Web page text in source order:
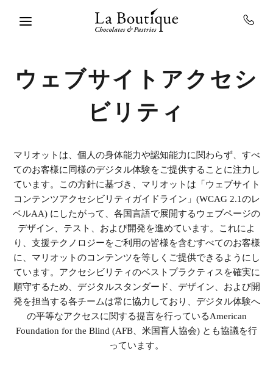
Skip to main content
ウェブサイトアクセシ
ビリティ
マリオットは、個人の身体能力や認知能力に関わらず、すべ
てのお客様に同様のデジタル体験をご提供することに注力し
ています。この方針に基づき、マリオットは「ウェブサイト
コンテンツアクセシビリティガイドライン」(WCAG 2.1のレ
ベルAA) にしたがって、各国言語で展開するウェブページの
デザイン、テスト、および開発を進めています。これによ
り、支援テクノロジーをご利用の皆様を含むすべてのお客様
に、マリオットのコンテンツを等しくご提供できるようにし
ています。アクセシビリティのベストプラクティスを確実に
順守するため、デジタルスタンダード、デザイン、および開
発を担当する各チームは常に協力しており、デジタル体験へ
の平等なアクセスに関する提言を行っているAmerican
Foundation for the Blind (AFB、米国盲人協会) とも協議を行
っています。